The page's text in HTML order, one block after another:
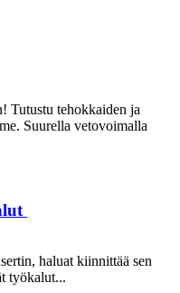
Tutustu tehokkaiden ja
Suurella vetovoimalla
haluat kiinnittää sen
työkalut...